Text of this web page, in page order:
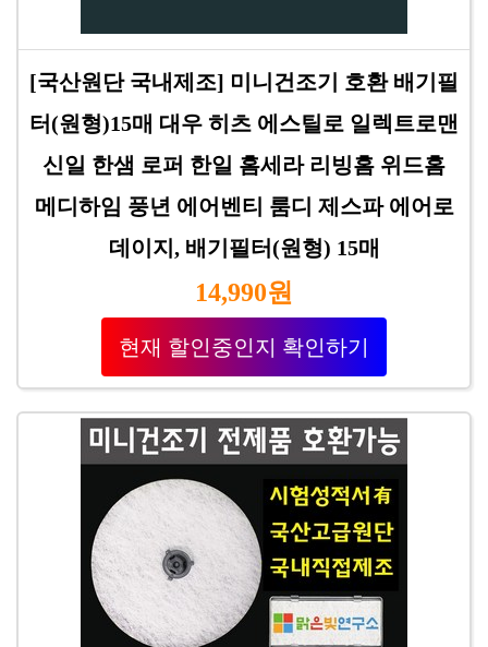
[국산원단 국내제조] 미니건조기 호환 배기필
터(원형)15매 대우 히츠 에스틸로 일렉트로맨
신일 한샘 로퍼 한일 홈세라 리빙홈 위드홈
메디하임 풍년 에어벤티 룸디 제스파 에어로
데이지, 배기필터(원형) 15매
14,990원
현재 할인중인지 확인하기